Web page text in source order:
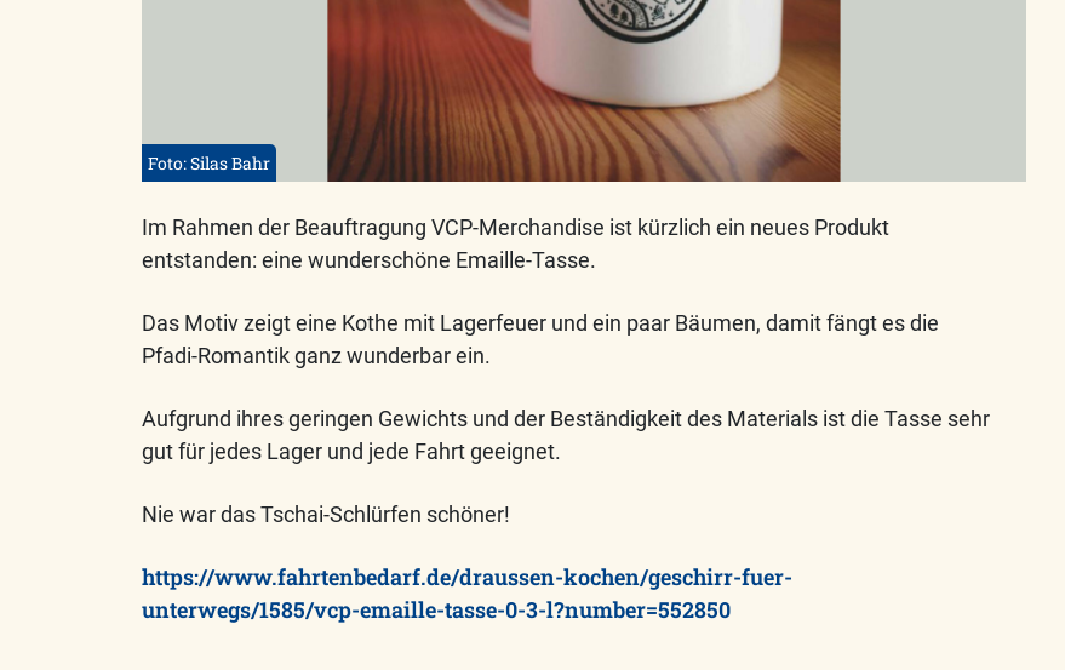
Foto: Silas Bahr
Im Rahmen der Beauftragung VCP-Merchandise ist kürzlich ein neues Produkt
entstanden: eine wunderschöne Emaille-Tasse.
Das Motiv zeigt eine Kothe mit Lagerfeuer und ein paar Bäumen, damit fängt es die
Pfadi-Romantik ganz wunderbar ein.
Aufgrund ihres geringen Gewichts und der Beständigkeit des Materials ist die Tasse sehr
gut für jedes Lager und jede Fahrt geeignet.
Nie war das Tschai-Schlürfen schöner!
https://www.fahrtenbedarf.de/draussen-kochen/geschirr-fuer-
unterwegs/1585/vcp-emaille-tasse-0-3-l?number=552850